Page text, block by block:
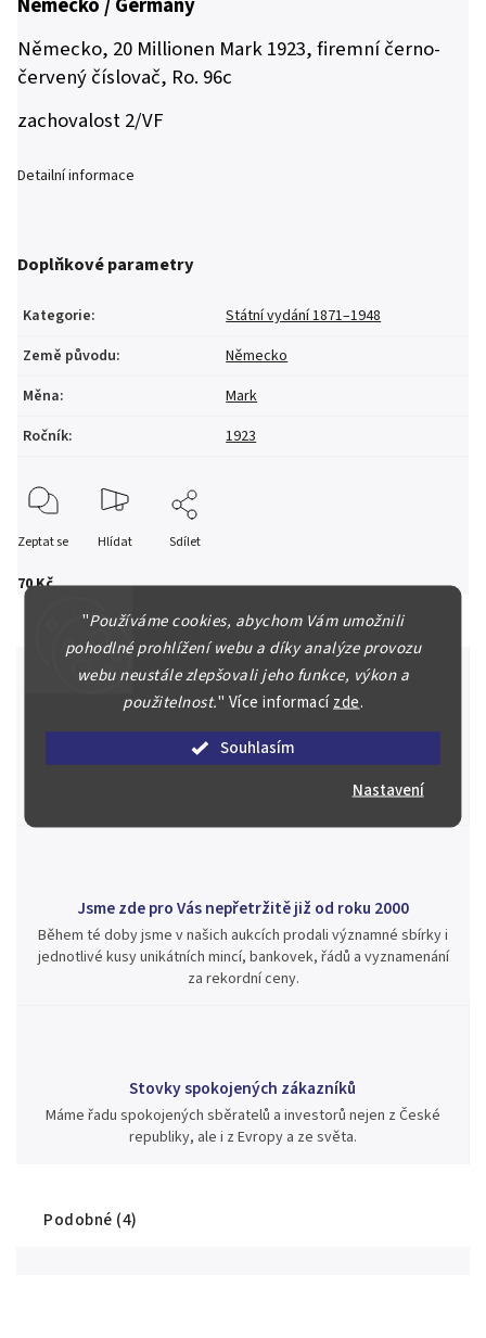
"Používáme cookies, abychom Vám umožnili
pohodlné prohlížení webu a díky analýze provozu
webu neustále zlepšovali jeho funkce, výkon a
použitelnost." Více informacízde.
Souhlasím
Nastavení
70 Kč
Německo, 20 Millionen Mark 1923, firemní černo-
červený číslovač, Ro. 96c
zachovalost 2/VF
Detailní informace
Doplňkové parametry
Kategorie:
Státní vydání 1871–1948
Země původu:
Německo
Měna:
Mark
Ročník: 1923
Zeptat se Hlídat Sdílet
Špičkové služby za nejlepší ceny
Náš kolektiv specialistů a znalců se Vám bude plně věnovat.
aukci nebo Vám poradíme kam investovat.
Jsme zde pro Vás nepřetržitě již od roku 2000
Během té doby jsme v našich aukcích prodali významné sbírky i
jednotlivé kusy unikátních mincí, bankovek, řádů a vyznamenání
za rekordní ceny.
Stovky spokojených zákazníků
Máme řadu spokojených sběratelů a investorů nejen z České
republiky, ale i z Evropy a ze světa.
Podobné (4)